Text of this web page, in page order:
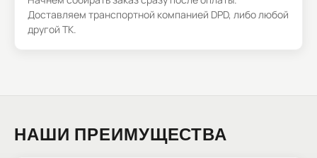
Доставляем транспортной компанией DPD, либо любой
другой ТК.
НАШИ ПРЕИМУЩЕСТВА